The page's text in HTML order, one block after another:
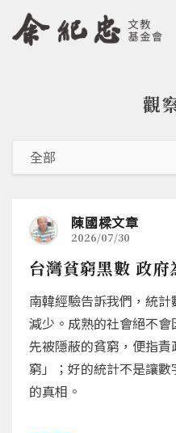
Jump to
Jump to
觀
陳國樑文章
2026/07/30
台灣貧窮黑數 政府
南韓經驗告訴我們，統
減少。成熟的社會絕不
先被隱蔽的貧窮，便指
窮」；好的統計不是讓
的真相。